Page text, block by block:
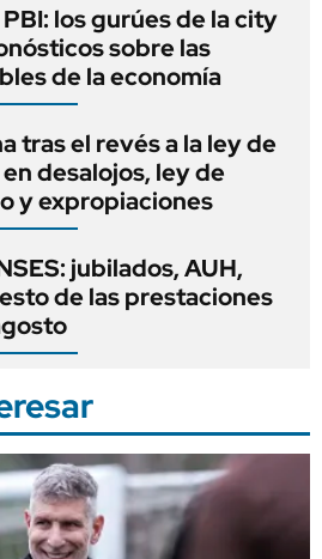
los gurúes de la city
sobre las
de la economía
tras el revés a la ley de
desalojos, ley de
y expropiaciones
jubilados, AUH,
de las prestaciones